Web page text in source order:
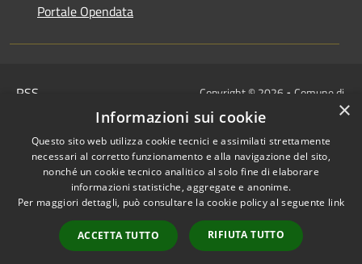
Portale Opendata
RSS
Cookie
Mappa del sito
IBAN COMUNALI: per i cittadini
IT48Z0851453760000000120312
IT32I0100004306TU0000005820
Copyright © 2026 • Comune di
Villongo • Powered by
redazione
×
Informazioni sui cookie
Questo sito web utilizza cookie tecnici e assimilati strettamente
necessari al corretto funzionamento e alla navigazione del sito,
nonché un cookie tecnico analitico al solo fine di elaborare
informazioni statistiche, aggregate e anonime.
Per maggiori dettagli, può consultare la cookie policy al seguente link
ACCETTA TUTTO RIFIUTA TUTTO